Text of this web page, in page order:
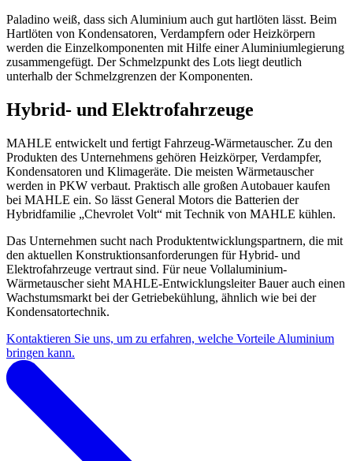
Paladino weiß, dass sich Aluminium auch gut hartlöten lässt. Beim
Hartlöten von Kondensatoren, Verdampfern oder Heizkörpern
werden die Einzelkomponenten mit Hilfe einer Aluminiumlegierung
zusammengefügt. Der Schmelzpunkt des Lots liegt deutlich
unterhalb der Schmelzgrenzen der Komponenten.
Hybrid- und Elektrofahrzeuge
MAHLE entwickelt und fertigt Fahrzeug-Wärmetauscher. Zu den
Produkten des Unternehmens gehören Heizkörper, Verdampfer,
Kondensatoren und Klimageräte. Die meisten Wärmetauscher
werden in PKW verbaut. Praktisch alle großen Autobauer kaufen
bei MAHLE ein. So lässt General Motors die Batterien der
Hybridfamilie „Chevrolet Volt“ mit Technik von MAHLE kühlen.
Das Unternehmen sucht nach Produktentwicklungspartnern, die mit
den aktuellen Konstruktionsanforderungen für Hybrid- und
Elektrofahrzeuge vertraut sind. Für neue Vollaluminium-
Wärmetauscher sieht MAHLE-Entwicklungsleiter Bauer auch einen
Wachstumsmarkt bei der Getriebekühlung, ähnlich wie bei der
Kondensatortechnik.
Kontaktieren Sie uns, um zu erfahren, welche Vorteile Aluminium
bringen kann.